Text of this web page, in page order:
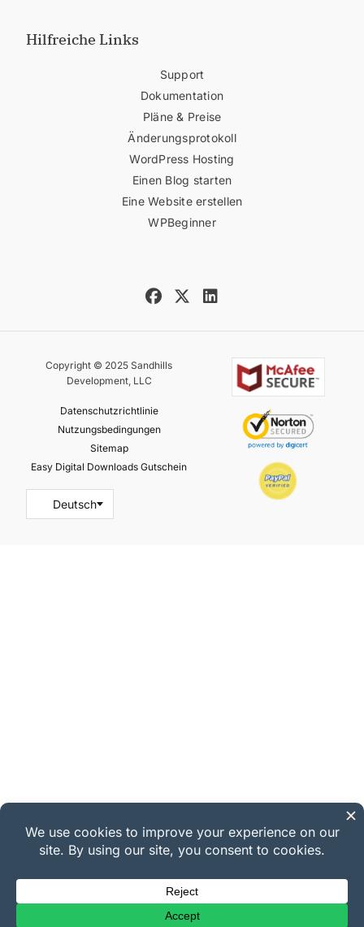
Hilfreiche Links
Support
Dokumentation
Pläne & Preise
Änderungsprotokoll
WordPress Hosting
Einen Blog starten
Eine Website erstellen
WPBeginner
Copyright © 2025 Sandhills
Development, LLC
Datenschutzrichtlinie
Nutzungsbedingungen
Sitemap
Easy Digital Downloads Gutschein